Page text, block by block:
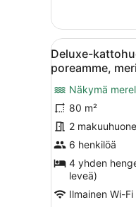
makuuhuone,
parveke,
merinäköala
Avaa
kaikki
huonetyypin
Deluxe-
2
poreamme,
merinäköala
kuvat
19
Deluxe-
poreamme,
Näkymä
80 m²
2
6 henkilöä
4 yhden
leveä)
Ilmainen Wi-Fi